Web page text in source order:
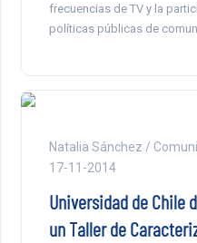
frecuencias de TV y la
políticas públicas de
Natalia Sánchez /
17-11-2014
Universidad de Chile
un Taller de